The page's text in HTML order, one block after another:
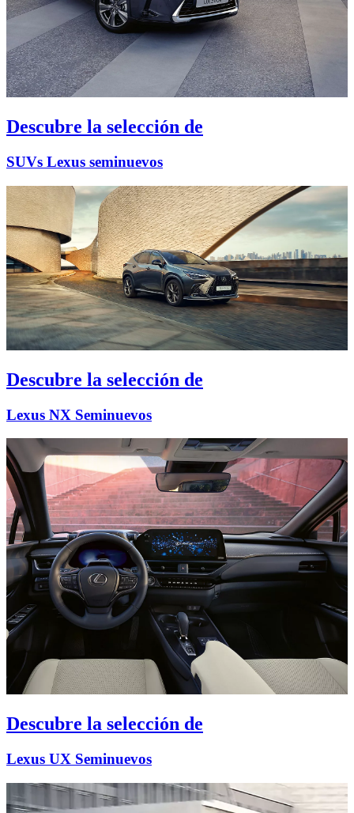
Descubre la selección de
SUVs Lexus seminuevos
Descubre la selección de
Lexus NX Seminuevos
Descubre la selección de
Lexus UX Seminuevos